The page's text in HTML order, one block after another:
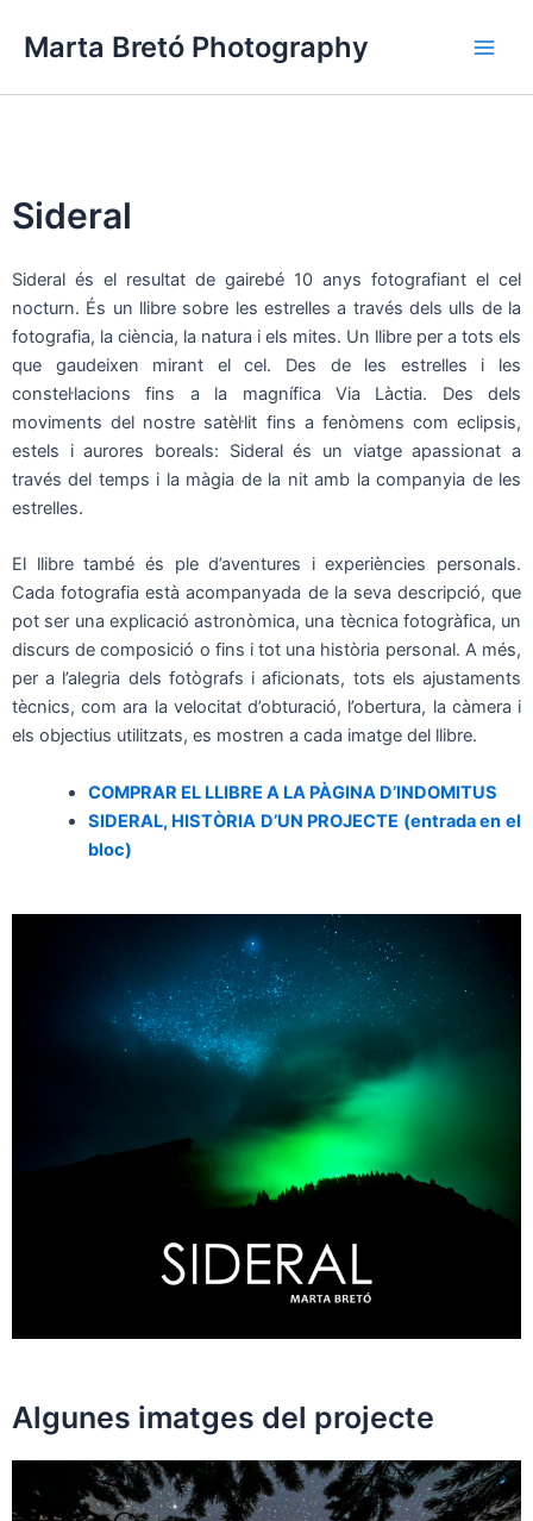
Marta Bretó Photography
Sideral
Sideral és el resultat de gairebé 10 anys fotografiant el cel
nocturn. És un llibre sobre les estrelles a través dels ulls de la
fotografia, la ciència, la natura i els mites. Un llibre per a tots els
que gaudeixen mirant el cel. Des de les estrelles i les
constel·lacions fins a la magnífica Via Làctia. Des dels
moviments del nostre satèl·lit fins a fenòmens com eclipsis,
estels i aurores boreals: Sideral és un viatge apassionat a
través del temps i la màgia de la nit amb la companyia de les
estrelles.
El llibre també és ple d’aventures i experiències personals.
Cada fotografia està acompanyada de la seva descripció, que
pot ser una explicació astronòmica, una tècnica fotogràfica, un
discurs de composició o fins i tot una història personal. A més,
per a l’alegria dels fotògrafs i aficionats, tots els ajustaments
tècnics, com ara la velocitat d’obturació, l’obertura, la càmera i
els objectius utilitzats, es mostren a cada imatge del llibre.
COMPRAR EL LLIBRE ALA PÀGINA D’INDOMITUS
SIDERAL, HISTÒRIA D’UN PROJECTE (entrada en el
bloc)
Algunes imatges del projecte